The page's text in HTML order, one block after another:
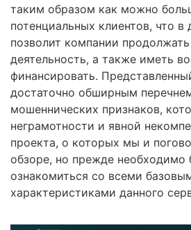
таким образом как можно
потенциальных клиентов, что в
позволит компании
деятельность, а также иметь
финансировать.
достаточно обширным
мошеннических признаков,
неграмотности и явной
проекта, о которых мы и
обзоре, но прежде необходимо
ознакомиться со всеми
характеристиками данного